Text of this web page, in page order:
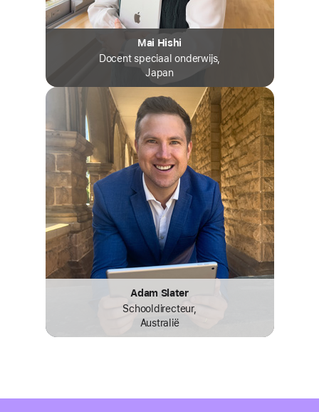
Mai Hishi
Docent speciaal onderwijs,
Japan
Adam Slater
Schooldirecteur,
Australië